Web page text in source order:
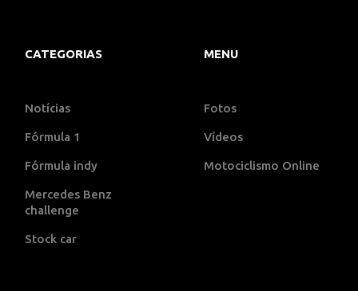
CATEGORIAS
Notícias
Fórmula 1
Fórmula indy
Mercedes Benz
challenge
Stock car
MENU
Fotos
Vídeos
Motociclismo Online